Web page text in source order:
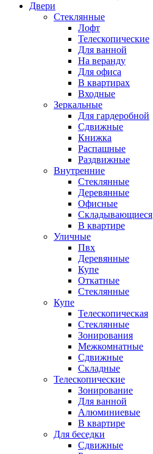
Двери
Стеклянные
Лофт
Телескопические
Для ванной
На веранду
Для офиса
В квартирах
Входные
Зеркальные
Для гардеробной
Сдвижные
Книжка
Распашные
Раздвижные
Внутренние
Стеклянные
Деревянные
Офисные
Складывающиеся
В квартире
Уличные
Пвх
Деревянные
Купе
Откатные
Стеклянные
Купе
Телескопическая
Стеклянные
Зонирования
Межкомнатные
Сдвижные
Складные
Телескопические
Зонирование
Для ванной
Алюминиевые
В квартире
Для беседки
Сдвижные